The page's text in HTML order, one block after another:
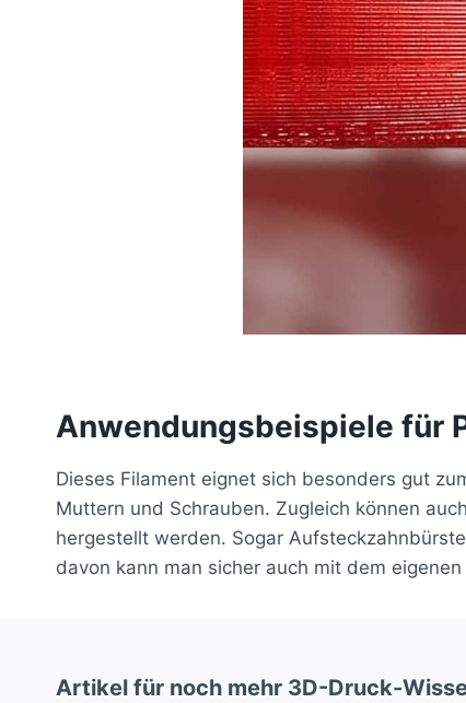
Anwendungsbeispiele für
Dieses Filament eignet sich besonders gut
Muttern und Schrauben. Zugleich können
hergestellt werden. Sogar
davon kann man sicher auch mit dem
Artikel für noch mehr 3D-Druck-